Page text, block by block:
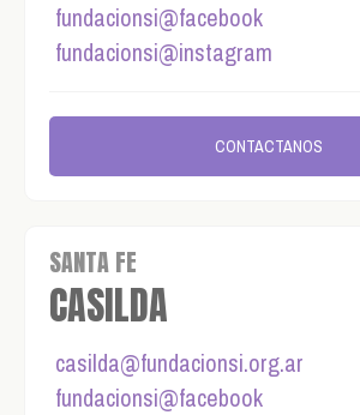
fundacionsi@facebook
fundacionsi@instagram
CONTACTANOS
SANTA FE
CASILDA
casilda@fundacionsi.org.ar
fundacionsi@facebook